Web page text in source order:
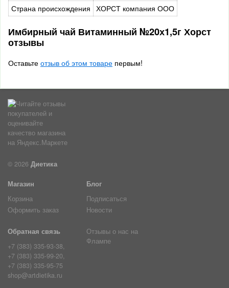
Страна происхождения ХОРСТ компания ООО
Имбирный чай Витаминный №20х1,5г Хорст
отзывы
Оставьте отзыв об этом товаре первым!
© 2026 Диетика
Магазин
Корзина
Оформить заказ
Блог
Подписаться
Новости
Обратная связь
+7 (383) 335-93-38,
+7 (383) 335-99-20,
+7 (383) 335-95-75
shop@artdietika.ru
Отзывы о нас на
Флампе